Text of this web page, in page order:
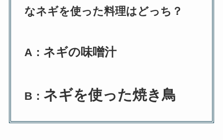
なネギを使った料理はどっち？
A： ネギの味噌汁
B： ネギを使った焼き鳥